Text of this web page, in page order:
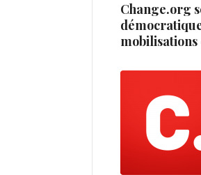
Change.org
mobilisations